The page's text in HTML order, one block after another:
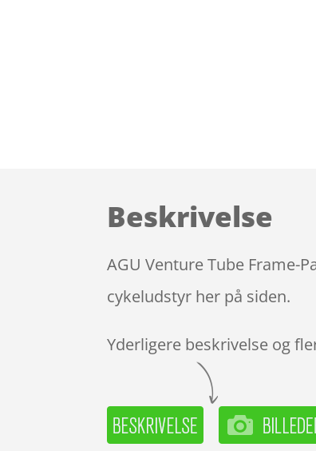
Beskrivelse
AGU Venture Tube Frame-
cykeludstyr her på siden.
Yderligere beskrivelse og